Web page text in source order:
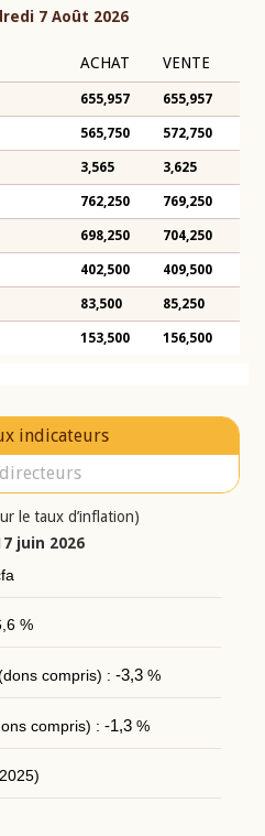
7 Août 2026
ACHAT VENTE
655,957 655,957
565,750 572,750
3,565 3,625
762,250 769,250
698,250 704,250
402,500 409,500
83,500 85,250
153,500 156,500
indicateurs
le taux d’inflation)
juin 2026
%
compris) : -3,3%
compris) : -1,3%